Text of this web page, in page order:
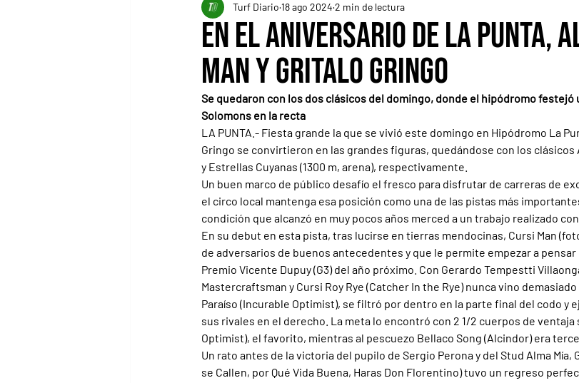
En el aniversario de La Punta,
Man y Gritalo Gringo
Turf Diario 18 ago 2024 2 min de lectura
Se quedaron con los dos clásicos del domingo, donde el hipódromo
Solomons en la recta
LA PUNTA.- Fiesta grande la que se vivió este domingo en Hipódromo La
Gringo se convirtieron en las grandes figuras, quedándose con los clásicos
y Estrellas Cuyanas (1300 m, arena), respectivamente.
Un buen marco de público desafío el fresco para disfrutar de carreras de
el circo local mantenga esa posición como una de las pistas más
condición que alcanzó en muy pocos años merced a un trabajo realizado
En su debut en esta pista, tras lucirse en tierras mendocinas, Cursi Man
de adversarios de buenos antecedentes y que le permite empezar a pensar
Premio Vicente Dupuy (G3) del año próximo. Con Gerardo Tempestti
Mastercraftsman y Cursi Roy Rye (Catcher In the Rye) nunca vino
Paraíso (Incurable Optimist), se filtró por dentro en la parte final del codo y
sus rivales en el derecho. La meta lo encontró con 2 1/2 cuerpos de
Optimist), el favorito, mientras al pescuezo Bellaco Song (Alcindor) era
Un rato antes de la victoria del pupilo de Sergio Perona y del Stud Alma Mía,
se Callen, por Qué Vida Buena, Haras Don Florentino) tuvo un regreso